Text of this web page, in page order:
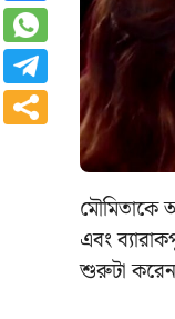
মৌমিতাকে
এবং
শুরুটা